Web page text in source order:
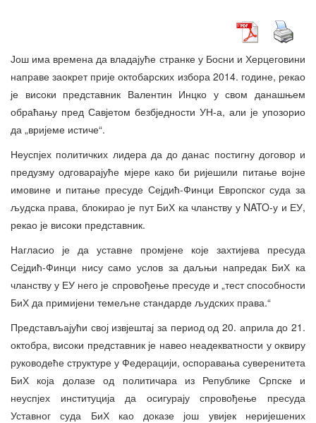
Још има времена да владајуће странке у Босни и Херцеговини
направе заокрет прије октобарских избора 2014. године, рекао
је високи представник Валентин Инцко у свом данашњем
обраћању пред Савјетом безбједности УН-а, али је упозорио
да „вријеме истиче“.
Неуспјех политичких лидера да до данас постигну договор и
предузму одговарајуће мјере како би ријешили питање војне
имовине и питање пресуде Сејдић-Финци Европског суда за
људска права, блокирао је пут БиХ ка чланству у NATO-у и ЕУ,
рекао је високи представник.
Нагласио је да уставне промјене које захтијева пресуда
Сејдић-Финци нису само услов за даљњи напредак БиХ ка
чланству у ЕУ него је спровођење пресуде и „тест способности
БиХ да примијени темељне стандарде људских права.“
Представљајући свој извјештај за период од 20. априла до 21.
октобра, високи представник је навео неадекватности у оквиру
руководеће структуре у Федерацији, оспоравања суверенитета
БиХ која долазе од политичара из Републике Српске и
неуспјех институција да осигурају спровођење пресуда
Уставног суда БиХ као доказе још увијек неријешених